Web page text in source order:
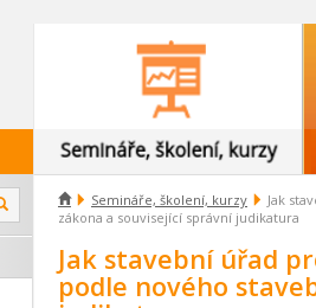
 Semináře, školení, kurzy
Jak
zákona a související správní judikatura
Jak stavební úřad
podle nového
OK